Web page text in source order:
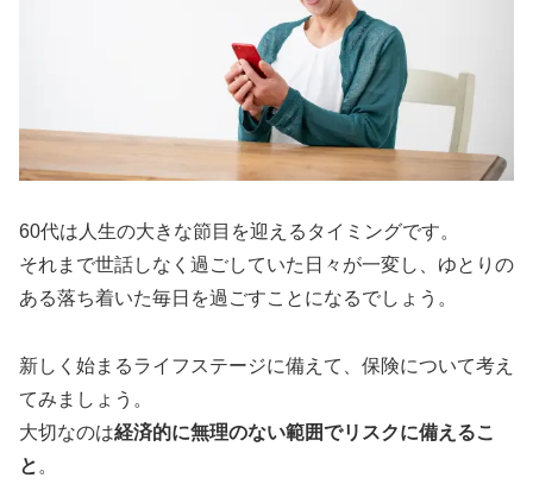
60代は人生の大きな節目を迎えるタイミングです。
それまで世話しなく過ごしていた日々が一変し、ゆとりの
ある落ち着いた毎日を過ごすことになるでしょう。
新しく始まるライフステージに備えて、保険について考え
てみましょう。
大切なのは経済的に無理のない範囲でリスクに備えるこ
と 。